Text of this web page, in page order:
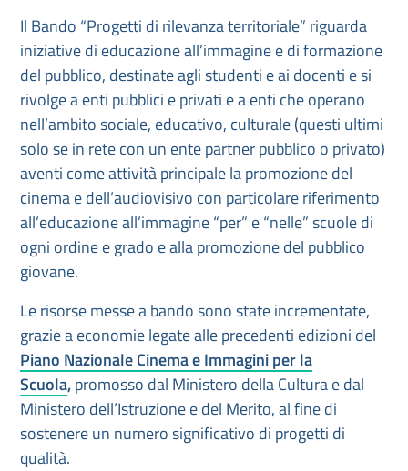
Il Bando “Progetti di rilevanza territoriale” riguarda
iniziative di educazione all’immagine e di formazione
del pubblico, destinate agli studenti e ai docenti e si
rivolge a enti pubblici e privati e a enti che operano
nell’ambito sociale, educativo, culturale (questi ultimi
solo se in rete con un ente partner pubblico o privato)
aventi come attività principale la promozione del
cinema e dell’audiovisivo con particolare riferimento
all’educazione all’immagine “per” e “nelle” scuole di
ogni ordine e grado e alla promozione del pubblico
giovane.
Le risorse messe a bando sono state incrementate,
grazie a economie legate alle precedenti edizioni del
Piano Nazionale Cinema e Immagini per la
Scuola,promosso dal Ministero della Cultura e dal
Ministero dell’Istruzione e del Merito, al fine di
sostenere un numero significativo di progetti di
qualità.